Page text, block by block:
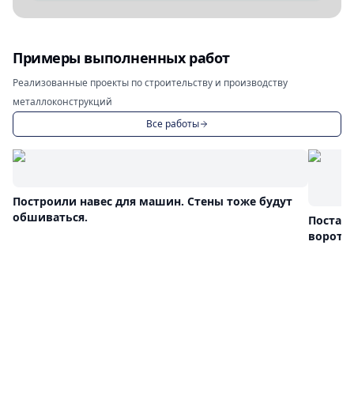
Примеры выполненных работ
Реализованные проекты по строительству и производству
металлоконструкций
Все работы
Построили навес для машин. Стены тоже будут
обшиваться.